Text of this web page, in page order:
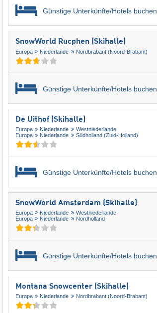
Günstige Unterkünfte/Hotels buchen
SnowWorld Rucphen (Skihalle)
Europa Niederlande Nordbrabant (Noord-Brabant)
Günstige Unterkünfte/Hotels buchen
De Uithof (Skihalle)
Europa Niederlande
Westniederlande
Europa
Niederlande Südholland (Zuid-Holland)
Günstige Unterkünfte/Hotels buchen
SnowWorld Amsterdam (Skihalle)
Europa Niederlande
Westniederlande
Europa
Niederlande Nordholland
Günstige Unterkünfte/Hotels buchen
Montana Snowcenter (Skihalle)
Europa Niederlande Nordbrabant (Noord-Brabant)